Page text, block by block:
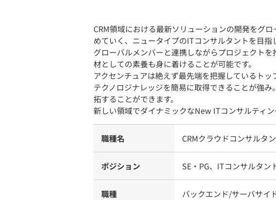
CRM領域における最新ソリューションの開発をグ
めていく、ニュータイプのITコンサルタントを目指
グローバルメンバーと連携しながらプロジェクト
材としての素養も身に着けることが可能です。
アクセンチュアは絶えず最先端を把握しているト
テクノロジナレッジを簡易に取得できることが強
拓することができます。
新しい領域でダイナミックなNew ITコンサルティ
職種名 CRMクラウドコンサルタ
ポジション SE・PG、ITコンサルタン
職種 バックエンド/サーバサイ